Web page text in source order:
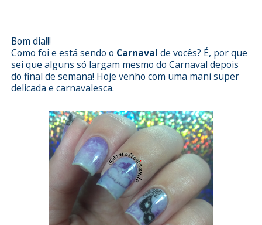
Bom dia!!!
Como foi e está sendo o Carnaval de vocês? É, por que
sei que alguns só largam mesmo do Carnaval depois
do final de semana! Hoje venho com uma mani super
delicada e carnavalesca.